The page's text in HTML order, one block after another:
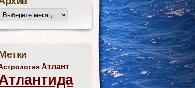
Атлант